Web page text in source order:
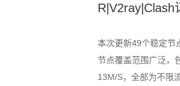
R|V2ray|Clash
本次更新49个稳定节
节点覆盖范围广泛，
13M/S，全部为不限